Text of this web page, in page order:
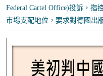
Federal Cartel Office)投訴，指
市場支配地位，要求對德國出